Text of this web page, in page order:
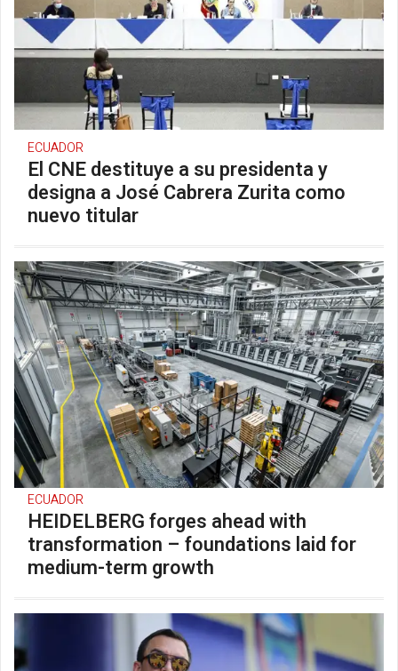
ECUADOR
El CNE destituye a su presidenta y
designa a José Cabrera Zurita como
nuevo titular
ECUADOR
HEIDELBERG forges ahead with
transformation – foundations laid for
medium-term growth